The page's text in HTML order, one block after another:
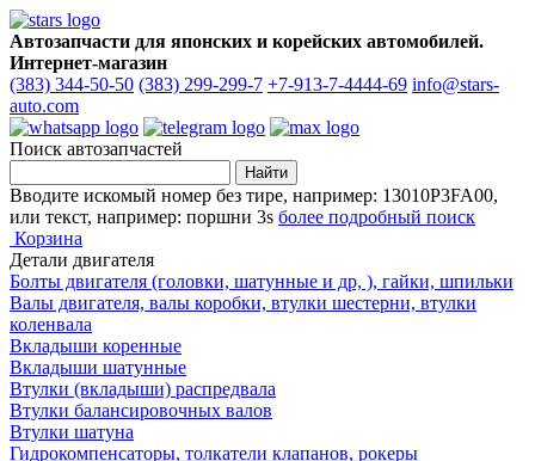
Автозапчасти для японских и корейских автомобилей.
Интернет-магазин
(383) 344-50-50 (383) 299-299-7 +7-913-7-4444-69 info@stars-
auto.com
Поиск автозапчастей
Вводите искомый номер без тире, например: 13010P3FA00,
или текст, например: поршни 3s более подробный поиск
Корзина
Детали двигателя
Болты двигателя (головки, шатунные и др, ), гайки, шпильки
Валы двигателя, валы коробки, втулки шестерни, втулки
коленвала
Вкладыши коренные
Вкладыши шатунные
Втулки (вкладыши) распредвала
Втулки балансировочных валов
Втулки шатуна
Гидрокомпенсаторы, толкатели клапанов, рокеры